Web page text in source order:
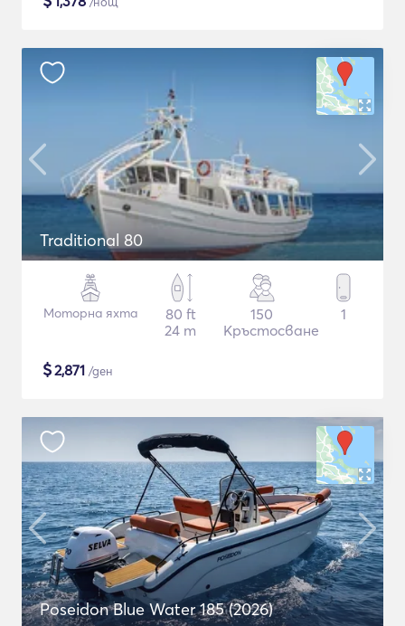
Traditional 80
Моторна яхта
80 ft
24 m
150
Кръстосване
1
$2,871 /ден
Poseidon Blue Water 185 (2026)